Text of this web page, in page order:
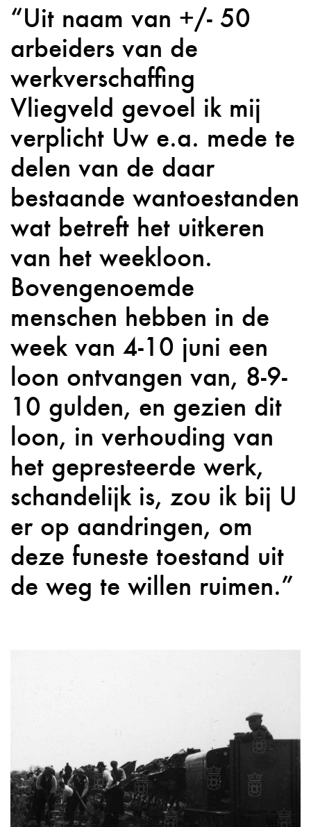
Uit naam van +/- 50
arbeiders van de
werkverschaffing
Vliegveld gevoel ik mij
verplicht Uw e.a. mede te
delen van de daar
bestaande wantoestanden
wat betreft het uitkeren
van het weekloon.
Bovengenoemde
menschen hebben in de
week van 4-10 juni een
loon ontvangen van, 8-9-
10 gulden, en gezien dit
loon, in verhouding van
het gepresteerde werk,
schandelijk is, zou ik bij U
er op aandringen, om
deze funeste toestand uit
de weg te willen ruimen.